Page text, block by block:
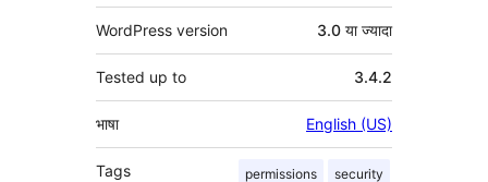
WordPress version 3.0 या ज्यादा
Tested up to 3.4.2
भाषा English (US)
Tags permissions security